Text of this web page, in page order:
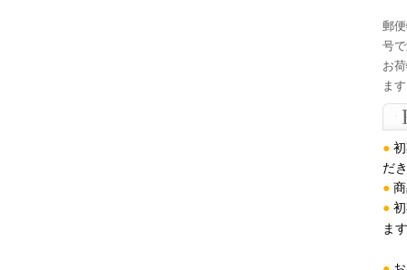
郵
号
お
ます
●
だ
●商
●初
ま